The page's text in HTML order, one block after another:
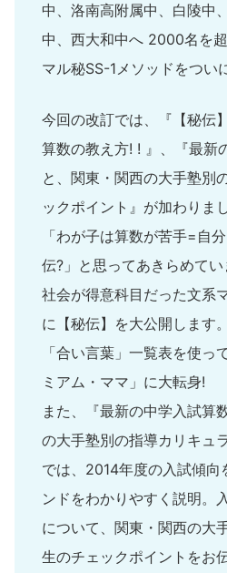
中、洛南高附属中、白陵中
中、西大和中へ 2000名を
マル秘SS-1メソッドをつい
今回の改訂では、『【秘伝
算数の教え方! ! 』、『最新
と、関東・関西の大手塾別
ックポイント』が加わりまし
「わが子は算数が苦手=自
伝?」と思ってあきらめてい
社会が得意科目だった文系
に【秘伝】を大公開します
「合い言葉」一覧表を使っ
ミアム・ママ」に大転身!
また、『最新の中学入試算
の大手塾別の指導カリキュ
では、2014年度の入試傾向
ンドをわかりやすく説明。
について、関東・関西の大
生のチェックポイントをお